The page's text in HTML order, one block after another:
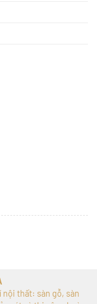
nội thất: sàn gỗ, sàn